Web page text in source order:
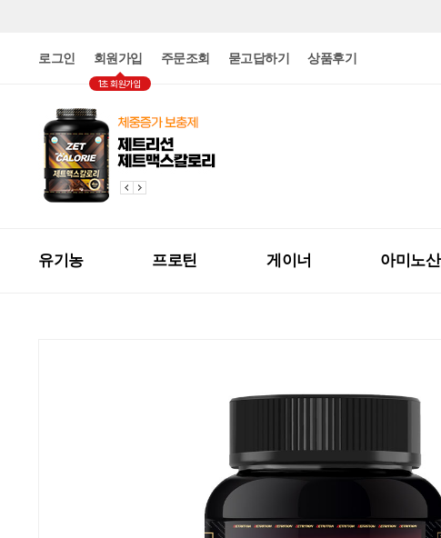
로그인 회원가입
1초 회원가입
주문조회 묻고답하기 상품후기
유기농 프로틴 게이너 아미노산